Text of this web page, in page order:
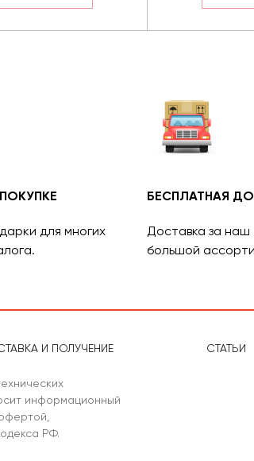
для многих
БЕСПЛАТНАЯ
Доставка за наш
большой
И ПОЛУЧЕНИЕ СТАТЬИ
информационный
РФ.